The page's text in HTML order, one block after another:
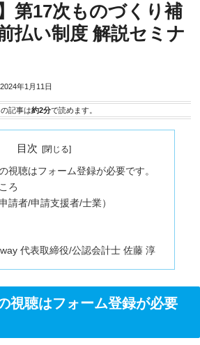
第17次ものづくり補
払い制度 解説セミナ
2024年1月11日
の記事は約2分で読めます。
目次
視聴はフォーム登録が必要です。
ろ
請者/申請支援者/士業）
代表取締役/公認会計士 佐藤 淳
視聴はフォーム登録が必要